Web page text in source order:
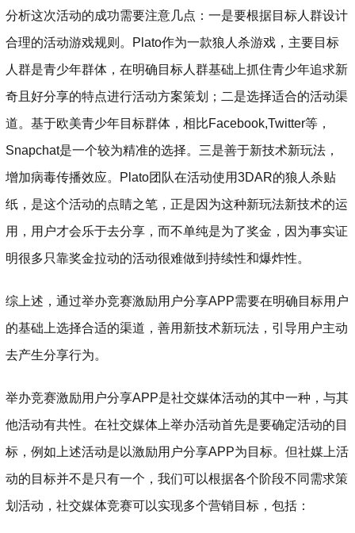
分析这次活动的成功需要注意几点：一是要根据目标人群设计
合理的活动游戏规则。Plato作为一款狼人杀游戏，主要目标
人群是青少年群体，在明确目标人群基础上抓住青少年追求新
奇且好分享的特点进行活动方案策划；二是选择适合的活动渠
道。基于欧美青少年目标群体，相比Facebook,Twitter等，
Snapchat是一个较为精准的选择。三是善于新技术新玩法，
增加病毒传播效应。Plato团队在活动使用3DAR的狼人杀贴
纸，是这个活动的点睛之笔，正是因为这种新玩法新技术的运
用，用户才会乐于去分享，而不单纯是为了奖金，因为事实证
明很多只靠奖金拉动的活动很难做到持续性和爆炸性。
综上述，通过举办竞赛激励用户分享APP需要在明确目标用户
的基础上选择合适的渠道，善用新技术新玩法，引导用户主动
去产生分享行为。
举办竞赛激励用户分享APP是社交媒体活动的其中一种，与其
他活动有共性。在社交媒体上举办活动首先是要确定活动的目
标，例如上述活动是以激励用户分享APP为目标。但社媒上活
动的目标并不是只有一个，我们可以根据各个阶段不同需求策
划活动，社交媒体竞赛可以实现多个营销目标，包括：